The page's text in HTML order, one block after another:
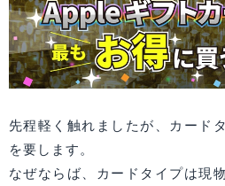
先程軽く触れましたが、カード
を要します。
なぜならば、カードタイプは現